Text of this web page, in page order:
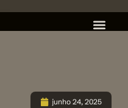
junho 24, 2025